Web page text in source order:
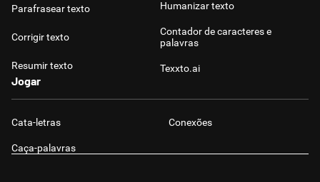
Parafrasear texto
Corrigir texto
Resumir texto
Humanizar texto
Contador de caracteres e
palavras
Texxto.ai
Jogar
Cata-letras Conexões
Caça-palavras